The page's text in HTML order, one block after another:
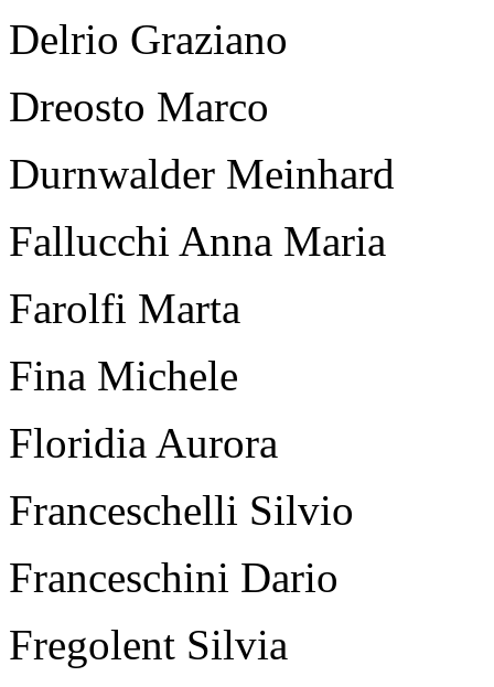
Delrio Graziano
Dreosto Marco
Durnwalder Meinhard
Fallucchi Anna Maria
Farolfi Marta
Fina Michele
Floridia Aurora
Franceschelli Silvio
Franceschini Dario
Fregolent Silvia